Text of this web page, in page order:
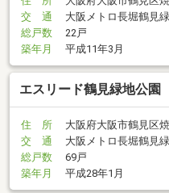
交 通
大阪メトロ長堀鶴見
総戸数
22戸
築年月
平成11年3月
エスリード鶴見緑地公園
住 所
大阪府大阪市鶴見区
交 通
大阪メトロ長堀鶴見
総戸数
69戸
築年月
平成28年1月